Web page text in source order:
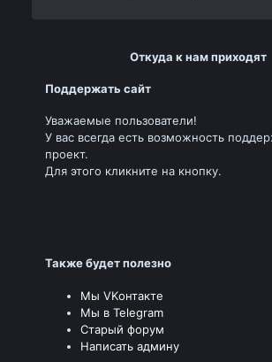
Откуда к нам приходят
Поддержать сайт
Уважаемые пользователи!
У вас всегда есть возможность
проект.
Для этого кликните на кнопку.
Также будет полезно
Мы VKонтакте
Мы в Telegram
Старый форум
Написать админу